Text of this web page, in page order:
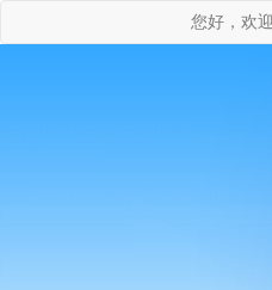
您好，欢